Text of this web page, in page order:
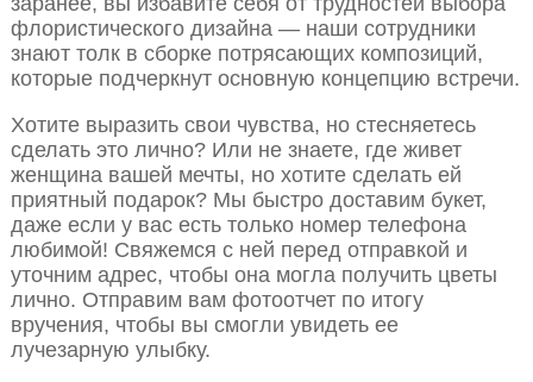
флористического дизайна — наши сотрудники
знают толк в сборке потрясающих композиций,
которые подчеркнут основную концепцию встречи.
Хотите выразить свои чувства, но стесняетесь
сделать это лично? Или не знаете, где живет
женщина вашей мечты, но хотите сделать ей
приятный подарок? Мы быстро доставим букет,
даже если у вас есть только номер телефона
любимой! Свяжемся с ней перед отправкой и
уточним адрес, чтобы она могла получить цветы
лично. Отправим вам фотоотчет по итогу
вручения, чтобы вы смогли увидеть ее
лучезарную улыбку.